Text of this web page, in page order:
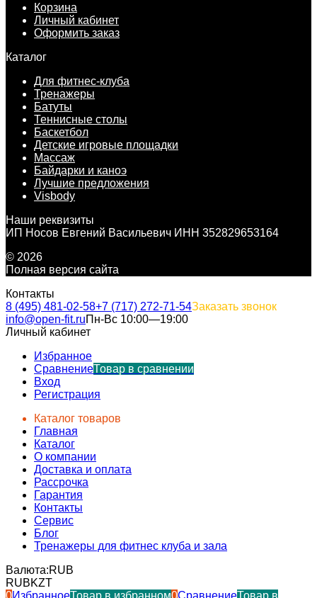
Корзина
Личный кабинет
Оформить заказ
Каталог
Для фитнес-клуба
Тренажеры
Батуты
Теннисные столы
Баскетбол
Детские игровые площадки
Массаж
Байдарки и каноэ
Лучшие предложения
Visbody
Наши реквизиты
ИП Носов Евгений Васильевич ИНН 352829653164
© 2026
Полная версия сайта
Контакты
8 (495) 481-02-58+7 (717) 272-71-54Заказать звонок
info@open-fit.ruПн-Вс 10:00—19:00
Личный кабинет
Избранное
СравнениеТовар в сравнении
Вход
Регистрация
Каталог товаров
Главная
Каталог
О компании
Доставка и оплата
Рассрочка
Гарантия
Контакты
Сервис
Блог
Тренажеры для фитнес клуба и зала
Валюта:RUB
RUBKZT
0ИзбранноеТовар в избранном0СравнениеТовар в